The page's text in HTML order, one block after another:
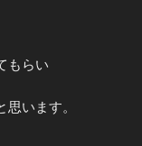
もらい
います。